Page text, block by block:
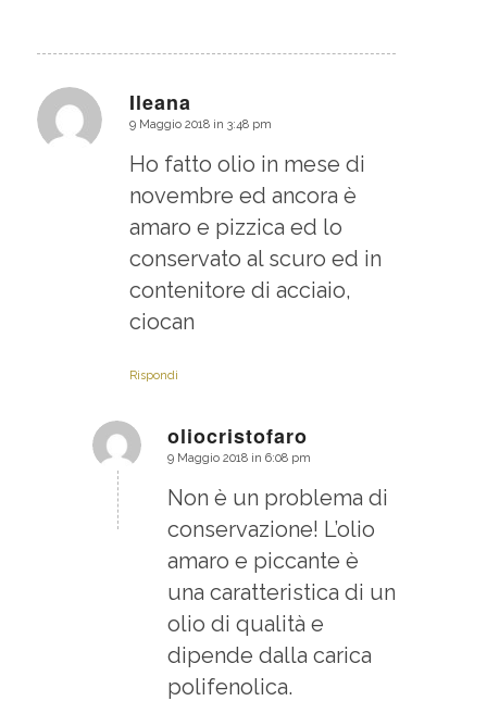
Ileana
dice:
9 Maggio 2018 in 3:48 pm
Ho fatto olio in mese di
novembre ed ancora è
amaro e pizzica ed lo
conservato al scuro ed in
contenitore di acciaio,
ciocan
Rispondi
oliocristofaro
dice:
9 Maggio 2018 in 6:08 pm
Non è un problema di
conservazione! L’olio
amaro e piccante è
una caratteristica di un
olio di qualità e
dipende dalla carica
polifenolica.